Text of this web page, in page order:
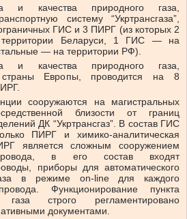
и качества природного газа,
систему “Укртрансгаза”,
ГИС и 3 ПИРГ (из которых 2
Беларуси, 1 ГИС — на
— на территории РФ).
и качества природного газа,
страны Европы, проводится на 8
сооружаются на магистральных
близости от границ
ДК “Укртрансгаз”. В состав ГИС
ПИРГ и химико-аналитическая
является сложным сооружением
в его состав входят
приборы для автоматического
в режиме on-line для каждого
Функционирование пункта
строго регламентировано
документами.